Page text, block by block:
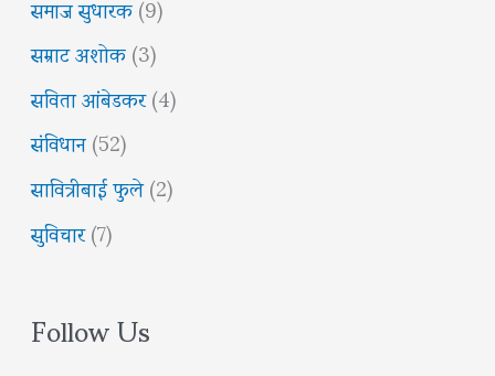
सम्राट अशोक(3)
सविता आंबेडकर(4)
संविधान(52)
सावित्रीबाई फुले(2)
सुविचार(7)
Follow Us